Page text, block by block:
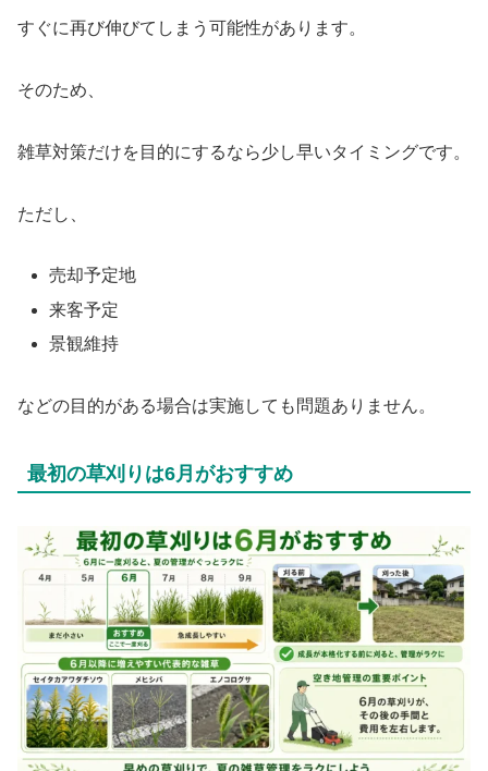
すぐに再び伸びてしまう可能性があります。
そのため、
雑草対策だけを目的にするなら少し早いタイミングです。
ただし、
売却予定地
来客予定
景観維持
などの目的がある場合は実施しても問題ありません。
最初の草刈りは6月がおすすめ